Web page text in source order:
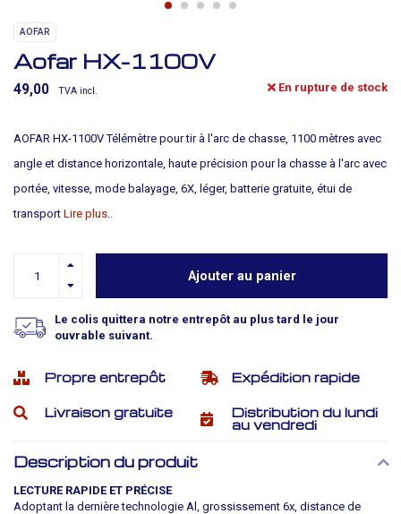
AOFAR
Aofar HX-1100V
49,00 TVA incl. En rupture de stock
AOFAR HX-1100V Télémètre pour tir à l'arc de chasse, 1100 mètres avec
angle et distance horizontale, haute précision pour la chasse à l'arc avec
portée, vitesse, mode balayage, 6X, léger, batterie gratuite, étui de
transport Lire plus..
Ajouter au panier
Le colis quittera notre entrepôt au plus tard le jour
ouvrable suivant.
Propre entrepôt Expédition rapide
Livraison gratuite Distribution du lundi
au vendredi
Description du produit
LECTURE RAPIDE ET PRÉCISE
Adoptant la dernière technologie Al, grossissement 6x, distance de